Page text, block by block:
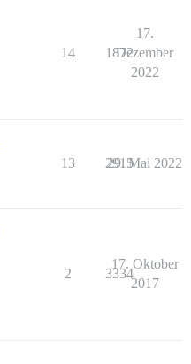
14 1872
17.
Dezember
2022
13 2915
29. Mai 2022
2 3334
17. Oktober
2017